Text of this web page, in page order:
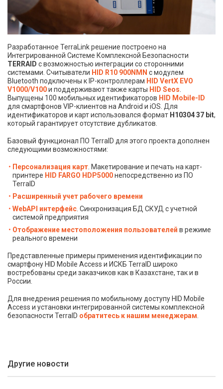
Разработанное TerraLink решение построено на
Интегрированной Системе Комплексной Безопасности
TERRAID с возможностью интеграции со сторонними
системами. Считыватели HID R10 900NMN c модулем
Bluetooth подключены к IP-контроллерам HID VertX EVO
V1000/V100и поддерживают также карты HID Seos
Выпущены 100 мобильных идентификаторов HID Mobile-ID
для смартфонов VIP-клиентов на Android и iOS. Для
идентификаторов и карт использовался формат H10304 37 bit,
который гарантирует отсутствие дубликатов.
Базовый функционал ПО TerraID для этого проекта дополнен
следующими возможностями:
Персонализация карт . Макетирование и печать на карт-
принтере HID FARGO HDP5000непосредственно из ПО
TerraID
Расширенный учет рабочего времени
WebAPI интерфейс . Синхронизация БД СКУД с учетной
системой предприятия
Отображение местоположения пользователей в режиме
реального времени
Представленные примеры применения идентификации по
смартфону HID Mobile Access и ИСКБ TerraID широко
востребованы среди заказчиков как в Казахстане, так и в
России.
Для внедрения решения по мобильному доступу HID Mobile
Access и установки интегрированной системы комплексной
безопасности TerraID обратитесь к нашим менеджерам
Другие новости